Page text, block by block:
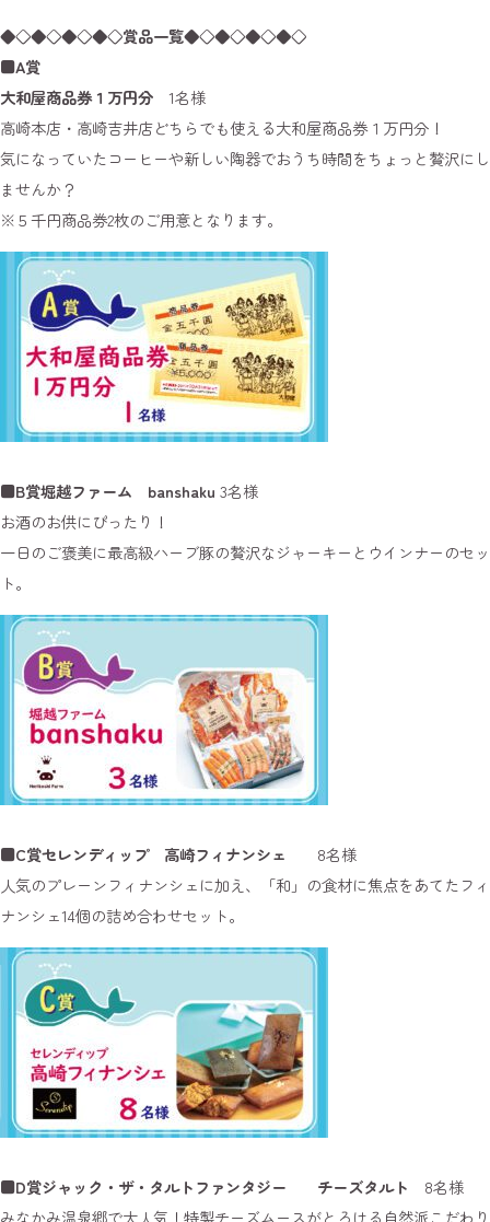
◆◇◆◇◆◇◆◇賞品一覧◆◇◆◇◆◇◆◇
■A賞
大和屋商品券１万円分 1名様
高崎本店・高崎吉井店どちらでも使える大和屋商品券１万円分！
気になっていたコーヒーや新しい陶器でおうち時間をちょっと贅沢にし
ませんか？
※５千円商品券2枚のご用意となります。
■B賞堀越ファーム banshaku 3名様
お酒のお供にぴったり！
一日のご褒美に最高級ハーブ豚の贅沢なジャーキーとウインナーのセッ
ト。
■C賞セレンディップ 高崎フィナンシェ
8名様
人気のプレーンフィナンシェに加え、「和」の食材に焦点をあてたフィ
ナンシェ14個の詰め合わせセット。
■D賞ジャック・ザ・タルトファンタジー チーズタルト 8名様
みなかみ温泉郷で大人気！特製チーズムースがとろける自然派こだわり